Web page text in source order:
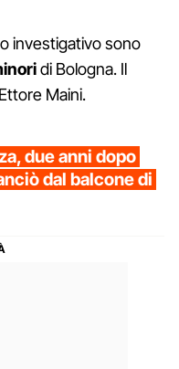
investigativo sono
di Bologna. Il
Maini.
due anni dopo
dal balcone di